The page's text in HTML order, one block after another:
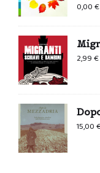
0,00€
2,99€
15,00